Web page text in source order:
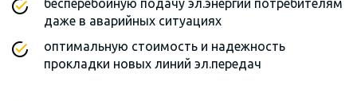
бесперебойную подачу эл.энергии потребителям
даже в аварийных ситуациях
оптимальную стоимость и надежность
прокладки новых линий эл.передач